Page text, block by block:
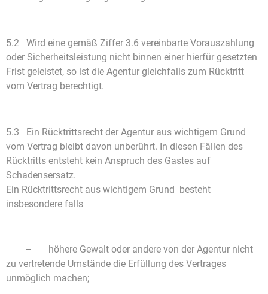
5.2 Wird eine gemäß Ziffer 3.6 vereinbarte Vorauszahlung
oder Sicherheitsleistung nicht binnen einer hierfür gesetzten
Frist geleistet, so ist die Agentur gleichfalls zum Rücktritt
vom Vertrag berechtigt.
5.3 Ein Rücktrittsrecht der Agentur aus wichtigem Grund
vom Vertrag bleibt davon unberührt. In diesen Fällen des
Rücktritts entsteht kein Anspruch des Gastes auf
Schadensersatz.
Ein Rücktrittsrecht aus wichtigem Grund besteht
insbesondere falls
– höhere Gewalt oder andere von der Agentur nicht
zu vertretende Umstände die Erfüllung des Vertrages
unmöglich machen;